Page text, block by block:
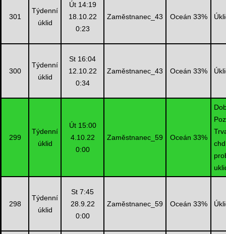
301
Týdenní
úklid
Út 14:19
18.10.22
0:23
Zaměstnanec_43 Oceán 33%
300
Týdenní
úklid
St 16:04
12.10.22
0:34
Zaměstnanec_43 Oceán 33%
299
Týdenní
úklid
Út 15:00
4.10.22
0:00
Zaměstnanec_59 Oceán 33%
298
Týdenní
úklid
St 7:45
28.9.22
0:00
Zaměstnanec_59 Oceán 33%